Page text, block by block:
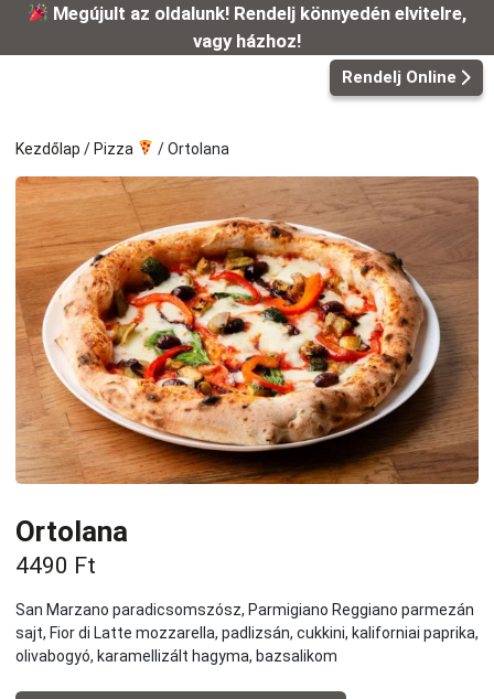
Kilépés
tartalomba
Megújult az oldalunk! Rendelj könnyedén elvitelre,
vagy házhoz!
Rendelj Online
Kezdőlap /Pizza / Ortolana
Ortolana
4490 Ft
San Marzano paradicsomszósz, Parmigiano Reggiano parmezán
sajt, Fior di Latte mozzarella, padlizsán, cukkini, kaliforniai paprika,
olivabogyó, karamellizált hagyma, bazsalikom